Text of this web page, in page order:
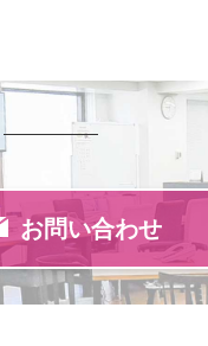
お問い合わせ